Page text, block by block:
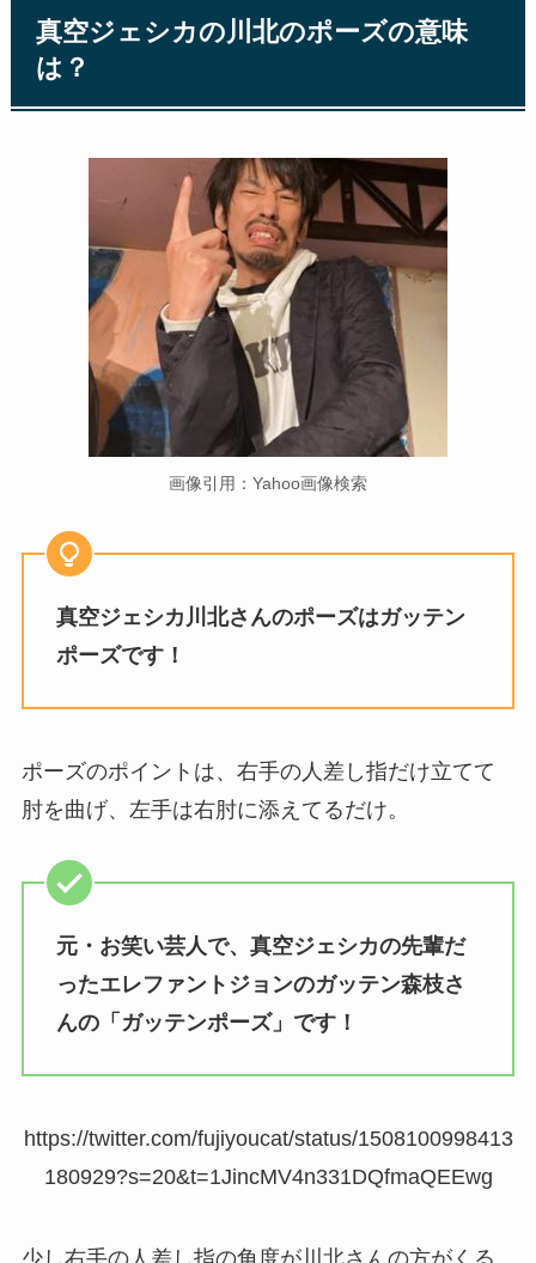
真空ジェシカの川北のポーズの意味
は？
画像引用：Yahoo画像検索
真空ジェシカ川北さんのポーズはガッテン
ポーズです！
ポーズのポイントは、右手の人差し指だけ立てて
肘を曲げ、左手は右肘に添えてるだけ。
元・お笑い芸人で、真空ジェシカの先輩だ
ったエレファントジョンのガッテン森枝さ
んの「ガッテンポーズ」です！
https://twitter.com/fujiyoucat/status/1508100998413
180929?s=20&t=1JincMV4n331DQfmaQEEwg
少し右手の人差し指の角度が川北さんの方がくる